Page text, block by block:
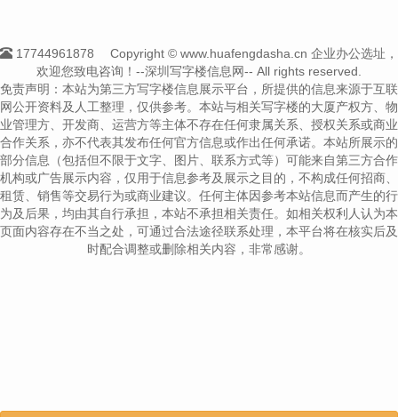
17744961878
Copyright © www.huafengdasha.cn 企业办公选址，
欢迎您致电咨询！--深圳写字楼信息网-- All rights reserved.
免责声明：本站为第三方写字楼信息展示平台，所提供的信息来源于互联
网公开资料及人工整理，仅供参考。本站与相关写字楼的大厦产权方、物
业管理方、开发商、运营方等主体不存在任何隶属关系、授权关系或商业
合作关系，亦不代表其发布任何官方信息或作出任何承诺。本站所展示的
部分信息（包括但不限于文字、图片、联系方式等）可能来自第三方合作
机构或广告展示内容，仅用于信息参考及展示之目的，不构成任何招商、
租赁、销售等交易行为或商业建议。任何主体因参考本站信息而产生的行
为及后果，均由其自行承担，本站不承担相关责任。如相关权利人认为本
页面内容存在不当之处，可通过合法途径联系处理，本平台将在核实后及
时配合调整或删除相关内容，非常感谢。